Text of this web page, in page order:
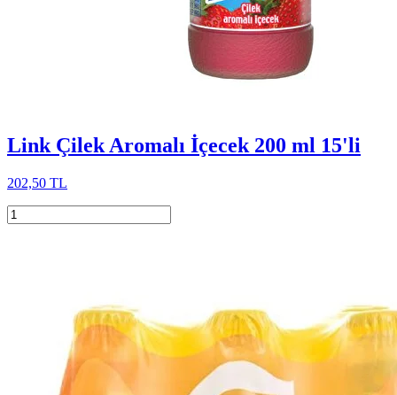
Link Çilek Aromalı İçecek 200 ml 15'li
202,50 TL